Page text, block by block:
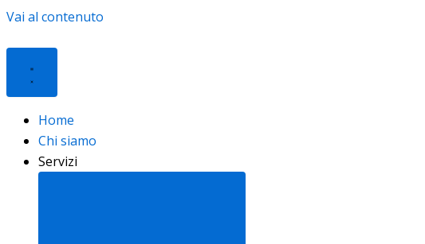
Vai al contenuto
Home
Chi siamo
Servizi